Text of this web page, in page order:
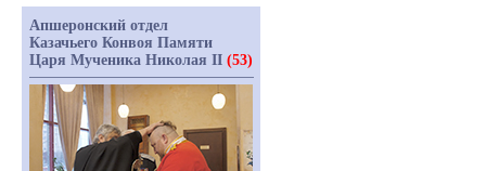
Апшеронский отдел
Казачьего Конвоя Памяти
Царя Мученика Николая II (53)